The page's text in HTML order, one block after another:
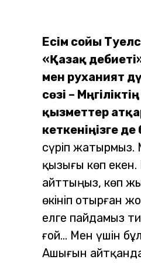
Есім сойы
«Қазақ
мен руханият
сөзі –
қызметтер
кеткеніңізге
сүріп жатырмыз.
қызығы көп екен.
айттыңыз, көп
өкініп отырған
елге пайдамыз
ғой... Мен үшін
Ашығын